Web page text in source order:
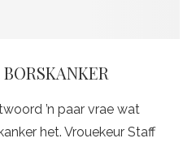
’n paar vrae wat
het. Vrouekeur Staff